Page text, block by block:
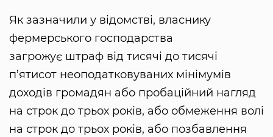
Як зазначили у відомстві, власнику
фермерського господарства
загрожує штраф від тисячі до тисячі
п’ятисот неоподатковуваних мінімумів
доходів громадян або пробаційний нагляд
на строк до трьох років, або обмеження волі
на строк до трьох років, або позбавлення